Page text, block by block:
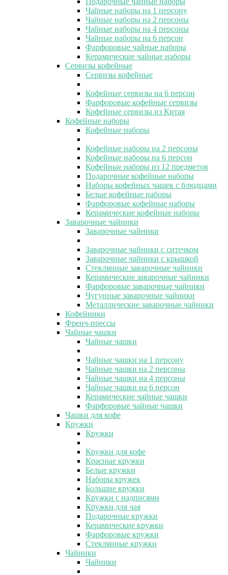
Чайные наборы на 1 персону
Чайные наборы на 2 персоны
Чайные наборы на 4 персоны
Чайные наборы на 6 персон
Фарфоровые чайные наборы
Керамические чайные наборы
Сервизы кофейные
Сервизы кофейные
Кофейные сервизы на 6 персон
Фарфоровые кофейные сервизы
Кофейные сервизы из Китая
Кофейные наборы
Кофейные наборы
Кофейные наборы на 2 персоны
Кофейные наборы на 6 персон
Кофейные наборы из 12 предметов
Подарочные кофейные наборы
Наборы кофейных чашек с блюдцами
Белые кофейные наборы
Фарфоровые кофейные наборы
Керамические кофейные наборы
Заварочные чайники
Заварочные чайники
Заварочные чайники с ситечком
Заварочные чайники с крышкой
Стеклянные заварочные чайники
Керамические заварочные чайники
Фарфоровые заварочные чайники
Чугунные заварочные чайники
Металлические заварочные чайники
Кофейники
Френч-прессы
Чайные чашки
Чайные чашки
Чайные чашки на 1 персону
Чайные чашки на 2 персоны
Чайные чашки на 4 персоны
Чайные чашки на 6 персон
Керамические чайные чашки
Фарфоровые чайные чашки
Чашки для кофе
Кружки
Кружки
Кружки для кофе
Красные кружки
Белые кружки
Наборы кружек
Большие кружки
Кружки с надписями
Кружки для чая
Подарочные кружки
Керамические кружки
Фарфоровые кружки
Стеклянные кружки
Чайники
Чайники